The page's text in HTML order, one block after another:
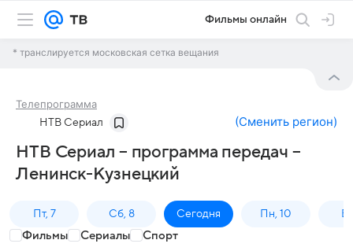
Фильмы онлайн
* транслируется московская сетка вещания
Телепрограмма
НТВ Сериал (Сменить регион)
НТВ Сериал – программа передач –
Ленинск-Кузнецкий
Пт, 7 Сб, 8 Сегодня Пн, 10
Фильмы Сериалы Спорт